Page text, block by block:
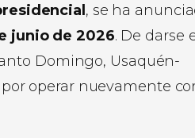
, se ha
junio de 2026. De darse
Domingo, Usaquén-
operar nuevamente